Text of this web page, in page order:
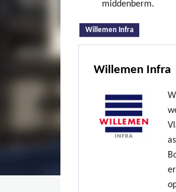
middenberm.
Willemen Infra
Willemen Infra